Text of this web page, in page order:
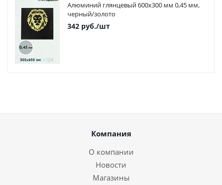
Алюминий глянцевый 600х300 мм 0,45 мм,
черный/золото
342 руб./шт
Компания
О компании
Новости
Магазины